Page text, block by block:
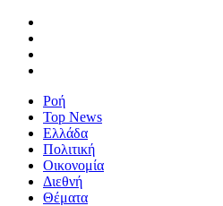
Ροή
Top News
Ελλάδα
Πολιτική
Οικονομία
Διεθνή
Θέματα